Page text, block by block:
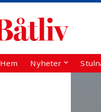
Hem Nyheter